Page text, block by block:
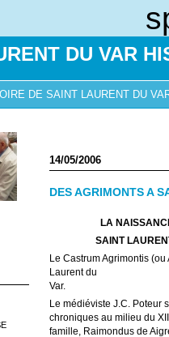
DU VAR
DE SAINT LAURENT DU
14/05/2006
DES AGRIMONTS A
LA NAISSANCE
SAINT LAURENT
Le Castrum Agrimontis
Laurent du
Le médiéviste J.C. Poteur
chroniques au milieu du
famille, Raimondus de